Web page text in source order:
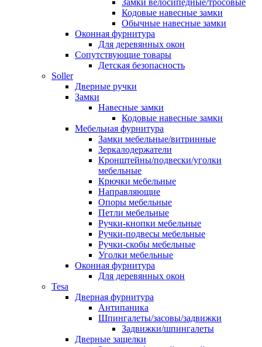
Замки велосипедные/тросовые
Кодовые навесные замки
Обычные навесные замки
Оконная фурнитура
Для деревянных окон
Сопутствующие товары
Детская безопасность
Soller
Дверные ручки
Замки
Навесные замки
Кодовые навесные замки
Мебельная фурнитура
Замки мебельные/витринные
Зеркалодержатели
Кронштейны/подвески/уголки
мебельные
Крючки мебельные
Направляющие
Опоры мебельные
Петли мебельные
Ручки-кнопки мебельные
Ручки-подвесы мебельные
Ручки-скобы мебельные
Уголки мебельные
Оконная фурнитура
Для деревянных окон
Tesa
Дверная фурнитура
Антипаника
Шпингалеты/засовы/задвижки
Задвижки/шпингалеты
Дверные защелки